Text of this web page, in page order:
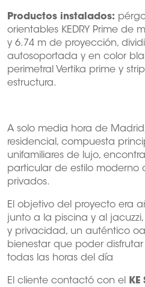
Productos instalados:
orientables KEDRY Prime de
y 6.74 m de proyección,
autosoportada y en color
perimetral Vertika prime y
estructura.
A solo media hora de
residencial, compuesta
unifamiliares de lujo,
particular de estilo moderno
privados.
El objetivo del proyecto era
junto a la piscina y al
y privacidad, un auténtico
bienestar que poder
todas las horas del día
El cliente contactó con el